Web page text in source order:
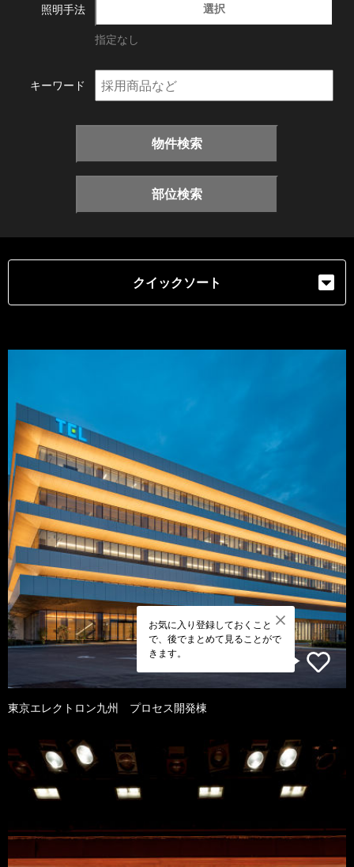
照明手法 選択
指定なし
キーワード
物件検索
部位検索
クイックソート
お気に入り登録しておくこと
で、後でまとめて見ることがで
きます。
東京エレクトロン九州 プロセス開発棟